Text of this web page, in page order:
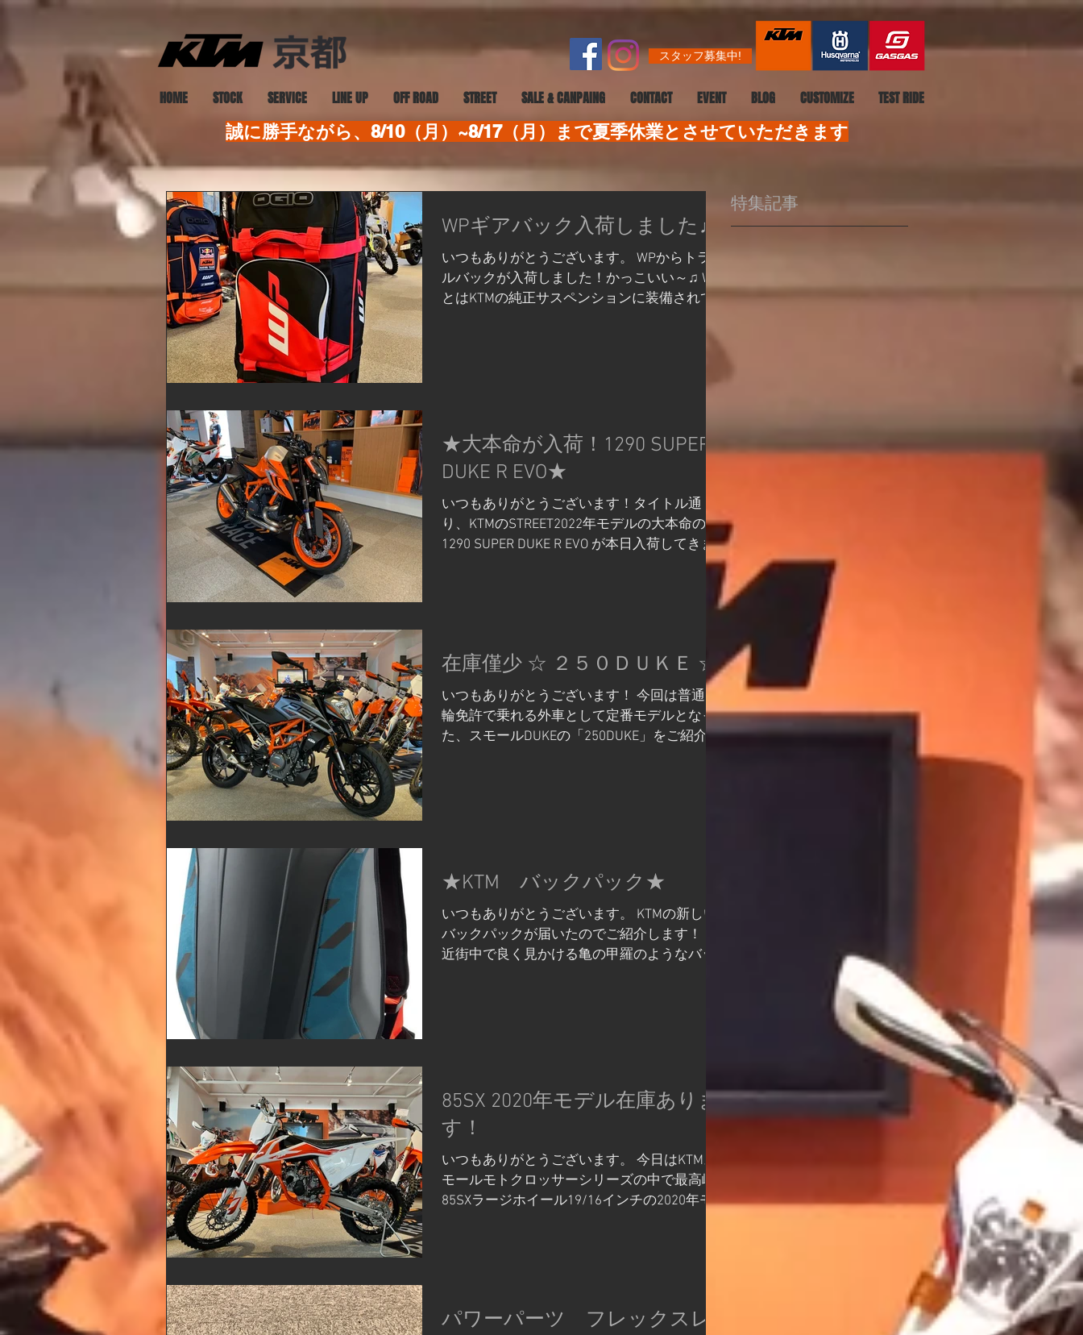
スタッフ募集中!
HOME STOCK SERVICE LINE UP OFF ROAD STREET SALE & CANPAING CONTACT EVENT BLOG CUSTOMIZE TEST RIDE
誠に勝手ながら、8/10（月）~8/17（月）まで夏季休業とさせていただきます
WPギアバック入荷しました♫
いつもありがとうございます。 WPからトラベ
ルバックが入荷しました！かっこいい～♫ WP
とはKTMの純正サスペンションに装備されて
体はフレームとサスペンションを共同開発し
★大本命が入荷！1290 SUPER
DUKE R EVO★
いつもありがとうございます！タイトル通
り、KTMのSTREET2022年モデルの大本命の
1290 SUPER DUKE R EVO が本日入荷してきま
した！ バイクの紹介記事は以前更新したこち
在庫僅少 ☆ ２５０ＤＵＫＥ ☆
いつもありがとうございます！ 今回は普通二
輪免許で乗れる外車として定番モデルとなっ
た、スモールDUKEの「250DUKE」をご紹介し
★KTM バックパック★
いつもありがとうございます。 KTMの新しい
バックパックが届いたのでご紹介します！ 最
近街中で良く見かける亀の甲羅のようなバッ
85SX 2020年モデル在庫ありま
す！
いつもありがとうございます。 今日はKTMス
モールモトクロッサーシリーズの中で最高峰
85SXラージホイール19/16インチの2020年モ
パワーパーツ フレックスレ
特集記事